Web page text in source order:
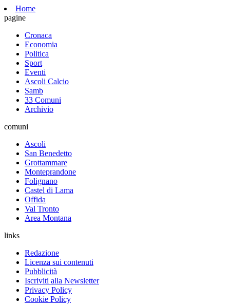
Home
pagine
Cronaca
Economia
Politica
Sport
Eventi
Ascoli Calcio
Samb
33 Comuni
Archivio
comuni
Ascoli
San Benedetto
Grottammare
Monteprandone
Folignano
Castel di Lama
Offida
Val Tronto
Area Montana
links
Redazione
Licenza sui contenuti
Pubblicità
Iscriviti alla Newsletter
Privacy Policy
Cookie Policy